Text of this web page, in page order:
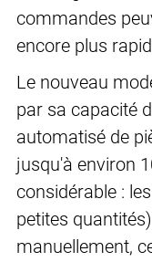
commandes
encore plus
Le nouveau
par sa capacité
automatisé de
jusqu'à environ
considérable :
petites
manuellement,